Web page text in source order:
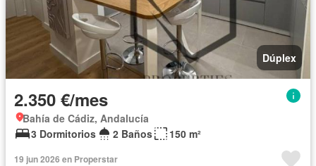
Dúplex
2.350 €/mes
Bahía de Cádiz, Andalucía
3 Dormitorios
2 Baños 150 m²
19 jun 2026 en Properstar